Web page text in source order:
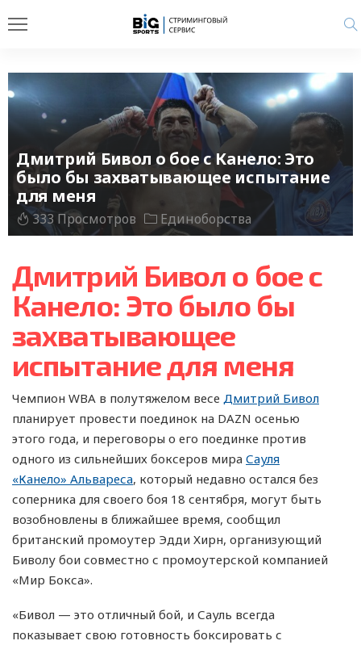
Дмитрий Бивол о бое с Канело: Это
было бы захватывающее испытание
для меня
333 Просмотров Единоборства
Дмитрий Бивол о бое с
Канело: Это было бы
захватывающее
испытание для меня
Чемпион WBA в полутяжелом весе Дмитрий Бивол
планирует провести поединок на DAZN осенью
этого года, и переговоры о его поединке против
одного из сильнейших боксеров мира Сауля
«Канело» Альвареса, который недавно остался без
соперника для своего боя 18 сентября, могут быть
возобновлены в ближайшее время, сообщил
британский промоутер Эдди Хирн, организующий
Биволу бои совместно с промоутерской компанией
«Мир Бокса».
«Бивол — это отличный бой, и Сауль всегда
показывает свою готовность боксировать с